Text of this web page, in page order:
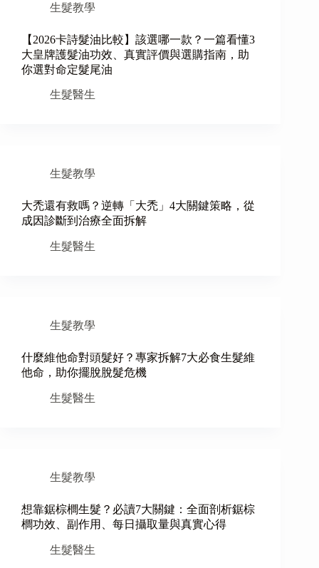
生髮教學
【2026卡詩髮油比較】該選哪一款？一篇看懂3
大皇牌護髮油功效、真實評價與選購指南，助
你選對命定髮尾油
生髮醫生
生髮教學
大禿還有救嗎？逆轉「大禿」4大關鍵策略，從
成因診斷到治療全面拆解
生髮醫生
生髮教學
什麼維他命對頭髮好？專家拆解7大必食生髮維
他命，助你擺脫脫髮危機
生髮醫生
生髮教學
想靠鋸棕櫚生髮？必讀7大關鍵：全面剖析鋸棕
櫚功效、副作用、每日攝取量與真實心得
生髮醫生